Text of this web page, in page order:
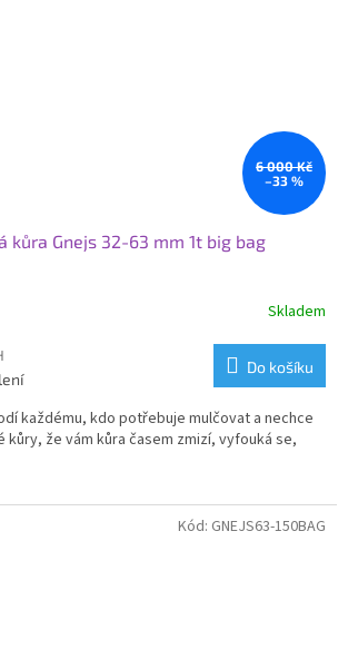
6 000 Kč
–33 %
kůra Gnejs 32-63 mm 1t big bag
Skladem
Do košíku
každému, kdo potřebuje mulčovat a nechce
kůry, že vám kůra časem zmizí, vyfouká se,
Kód: GNEJS63-150BAG